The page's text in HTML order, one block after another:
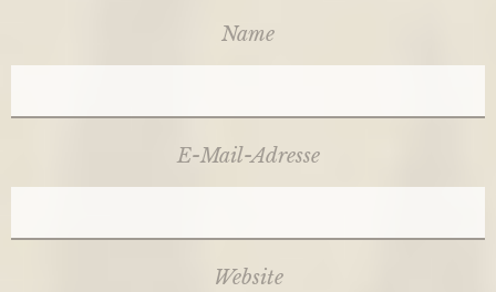
Name
E-Mail-Adresse
Website